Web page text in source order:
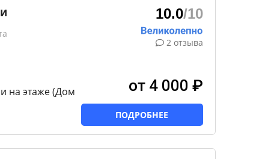
на этаже (Дом
10.0/10
2 отзыва
от 4 000 ₽
ПОДРОБНЕЕ